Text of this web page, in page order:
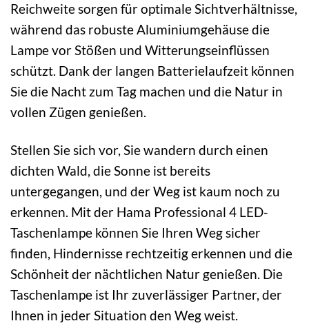
Reichweite sorgen für optimale Sichtverhältnisse,
während das robuste Aluminiumgehäuse die
Lampe vor Stößen und Witterungseinflüssen
schützt. Dank der langen Batterielaufzeit können
Sie die Nacht zum Tag machen und die Natur in
vollen Zügen genießen.
Stellen Sie sich vor, Sie wandern durch einen
dichten Wald, die Sonne ist bereits
untergegangen, und der Weg ist kaum noch zu
erkennen. Mit der Hama Professional 4 LED-
Taschenlampe können Sie Ihren Weg sicher
finden, Hindernisse rechtzeitig erkennen und die
Schönheit der nächtlichen Natur genießen. Die
Taschenlampe ist Ihr zuverlässiger Partner, der
Ihnen in jeder Situation den Weg weist.